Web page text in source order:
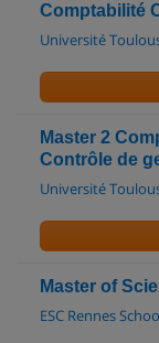
Comptabilité
Université
Master 2
Contrôle de
Université
Master of
ESC Rennes